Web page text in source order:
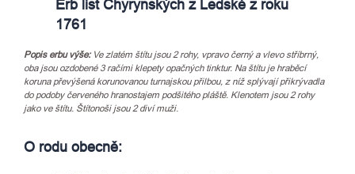
Erb list Chyrynských z Ledské z roku
1761
Popis erbu výše:Ve zlatém štítu jsou 2 rohy, vpravo černý a vlevo stříbrný,
oba jsou ozdobené 3 račími klepety opačných tinktur. Na štítu je hraběcí
koruna převýšená korunovanou turnajskou přilbou, z níž splývají přikrývadla
do podoby červeného hranostajem podšitého pláště. Klenotem jsou 2 rohy
jako ve štítu. Štítonoši jsou 2 diví muži.
O rodu obecně: